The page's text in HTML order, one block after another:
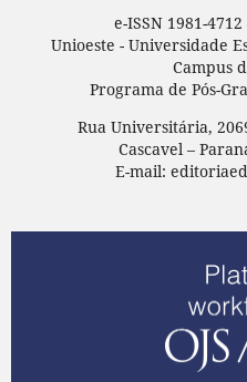
e-ISSN 1981-
Unioeste - Universidade
Campus
Programa de Pós-
Rua Universitária,
Cascavel –
E-mail: